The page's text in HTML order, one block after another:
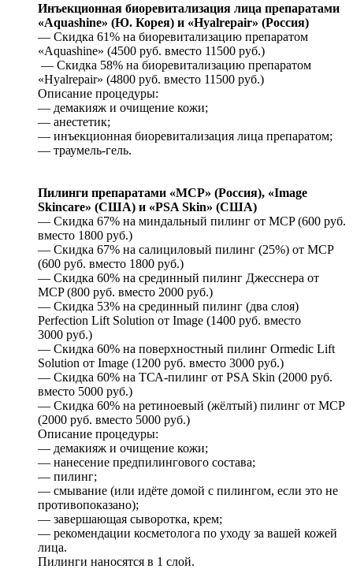
Инъекционная биоревитализация лица препаратами
«Aquashine» (Ю. Корея) и «Hyalrepair» (Россия)
— Скидка 61% на биоревитализацию препаратом
«Aquashine» (4500 руб. вместо 11500 руб.)
— Скидка 58% на биоревитализацию препаратом
«Hyalrepair» (4800 руб. вместо 11500 руб.)
Описание процедуры:
— демакияж и очищение кожи;
— анестетик;
— инъекционная биоревитализация лица препаратом;
— траумель-гель.
Пилинги препаратами «MCP» (Россия), «Image
Skincare» (США) и «PSA Skin» (США)
— Скидка 67% на миндальный пилинг от MCP (600 руб.
вместо 1800 руб.)
— Скидка 67% на салициловый пилинг (25%) от MCP
(600 руб. вместо 1800 руб.)
— Скидка 60% на срединный пилинг Джесснера от
MCP (800 руб. вместо 2000 руб.)
— Скидка 53% на срединный пилинг (два слоя)
Perfection Lift Solution от Image (1400 руб. вместо
3000 руб.)
— Скидка 60% на поверхностный пилинг Ormedic Lift
Solution от Image (1200 руб. вместо 3000 руб.)
— Скидка 60% на ТСА-пилинг от PSA Skin (2000 руб.
вместо 5000 руб.)
— Скидка 60% на ретиноевый (жёлтый) пилинг от MCP
(2000 руб. вместо 5000 руб.)
Описание процедуры:
— демакияж и очищение кожи;
— нанесение предпилингового состава;
— пилинг;
— смывание (или идёте домой с пилингом, если это не
противопоказано);
— завершающая сыворотка, крем;
— рекомендации косметолога по уходу за вашей кожей
лица.
Пилинги наносятся в 1 слой.